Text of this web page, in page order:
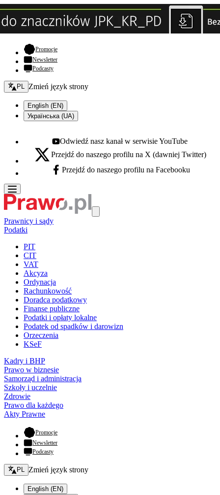
Promocje- otwiera się w nowej karcie
Newsletter
Podcasty
Zmień język - bieżący:
PL Zmień język strony
English (EN)
Українська (UA)
Youtube - otwiera się w nowej karcie
Odwiedź nasz kanał w serwisie YouTube
X - otwiera się w nowej karcie
Przejdź do naszego profilu na X (dawniej Twitter)
Facebook - otwiera się w nowej karcie
Przejdź do naszego profilu na Facebooku
Prawnicy i sądy
Podatki
PIT
CIT
VAT
Akcyza
Ordynacja
Rachunkowość
Doradca podatkowy
Finanse publiczne
Podatki i opłaty lokalne
Podatek od spadków i darowizn
Orzeczenia
KSeF
Kadry i BHP
Prawo w biznesie
Samorząd i administracja
Szkoły i uczelnie
Zdrowie
Prawo dla każdego
Akty Prawne
Promocje- otwiera się w nowej karcie
Newsletter
Podcasty
Zmień język - bieżący:
PL Zmień język strony
English (EN)